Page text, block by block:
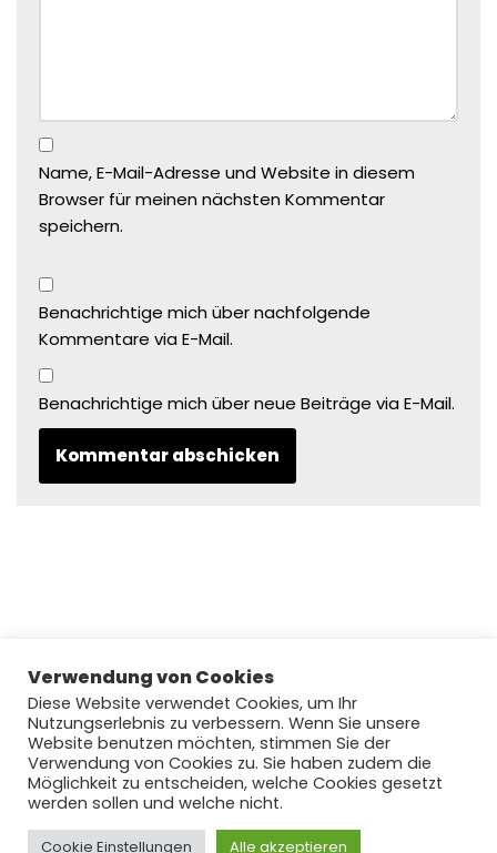
Name, E-Mail-Adresse und Website in diesem
Browser für meinen nächsten Kommentar
speichern.
Benachrichtige mich über nachfolgende
Kommentare via E-Mail.
Benachrichtige mich über neue Beiträge via E-Mail.
Copyright © 2022 by njoyFootball.de #lovefootball
Verwendung von Cookies
Diese Website verwendet Cookies, um Ihr
Nutzungserlebnis zu verbessern. Wenn Sie unsere
Website benutzen möchten, stimmen Sie der
Verwendung von Cookies zu. Sie haben zudem die
Möglichkeit zu entscheiden, welche Cookies gesetzt
werden sollen und welche nicht.
Cookie Einstellungen Alle akzeptieren